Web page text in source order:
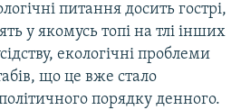
питання досить гострі,
у якомусь топі на тлі інших
екологічні проблеми
що це вже стало
порядку денного.